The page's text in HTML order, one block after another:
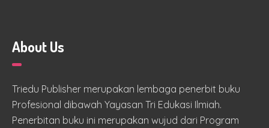
About Us
Triedu Publisher merupakan lembaga penerbit buku
Profesional dibawah Yayasan Tri Edukasi Ilmiah.
Penerbitan buku ini merupakan wujud dari Program